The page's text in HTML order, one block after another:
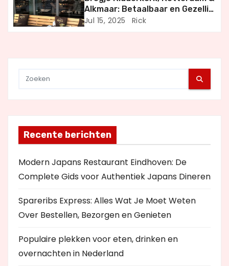
i
Alkmaar: Betaalbaar en Gezellig
Uit Eten
Jul 15, 2025 Rick
Recente berichten
Modern Japans Restaurant Eindhoven: De
Complete Gids voor Authentiek Japans Dineren
Spareribs Express: Alles Wat Je Moet Weten
Over Bestellen, Bezorgen en Genieten
Populaire plekken voor eten, drinken en
overnachten in Nederland